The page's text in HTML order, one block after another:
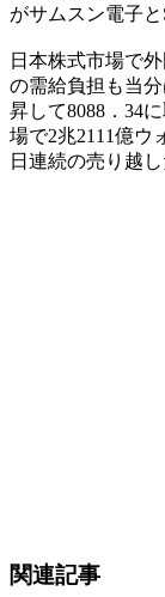
がサムスン電子
日本株式市場で
の需給負担も当
昇して8088．34
場で2兆2111億ウ
日連続の売り越し
関連記事